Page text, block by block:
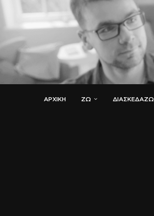
ΑΡΧΙΚΗ ΖΏ ΔΙΑΣΚΕΔΆΖΩ